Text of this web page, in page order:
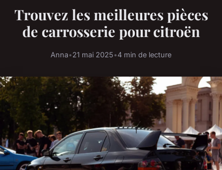
Trouvez les meilleures pièces
de carrosserie pour citroën
Anna•21 mai 2025•4 min de lecture